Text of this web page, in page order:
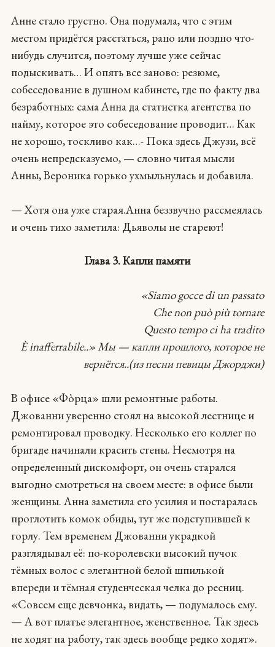
Анне стало грустно. Она подумала, что с этим
местом придётся расстаться, рано или поздно что-
нибудь случится, поэтому лучше уже сейчас
подыскивать… И опять все заново: резюме,
собеседование в душном кабинете, где по факту два
безработных: сама Анна да статистка агентства по
найму, которое это собеседование проводит… Как
не хорошо, тоскливо как…- Пока здесь Джузи, всё
очень непредсказуемо, — словно читая мысли
Анны, Вероника горько ухмыльнулась и добавила.
— Хотя она уже старая.Анна беззвучно рассмеялась
и очень тихо заметила: Дьяволы не стареют!
Глава 3. Капли памяти
«Siamo gocce di un passato
Che non può più tornare
Questo tempo ci ha tradito
È inafferrabile..» Мы — капли прошлого, которое не
вернётся..(из песни певицы Джорджи)
В офисе «Фòрца» шли ремонтные работы.
Джованни уверенно стоял на высокой лестнице и
ремонтировал проводку. Несколько его коллег по
бригаде начинали красить стены. Несмотря на
определенный дискомфорт, он очень старался
выгодно смотреться на своем месте: в офисе были
женщины. Анна заметила его усилия и постаралась
проглотить комок обиды, тут же подступившей к
горлу. Тем временем Джованни украдкой
разглядывал её: по-королевски высокий пучок
тёмных волос с элегантной белой шпилькой
впереди и тёмная студенческая челка до ресниц.
«Совсем еще девчонка, видать, — подумалось ему.
— А вот платье элегантное, женственное. Так здесь
не ходят на работу, так здесь вообще редко ходят».